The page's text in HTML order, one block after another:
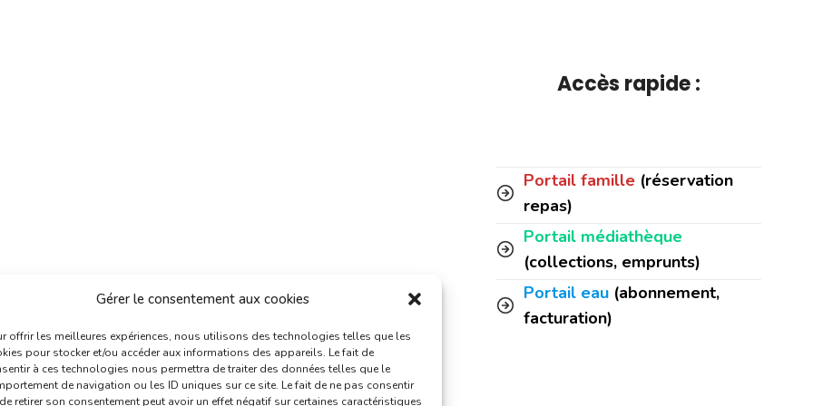
Gérer le consentement aux cookies
offrir les meilleures expériences, nous utilisons des technologies telles que les
pour stocker et/ou accéder aux informations des appareils. Le fait de
à ces technologies nous permettra de traiter des données telles que le
de navigation ou les ID uniques sur ce site. Le fait de ne pas consentir
retirer son consentement peut avoir un effet négatif sur certaines caractéristiques
Accès rapide :
Portail famille (réservation
repas)
Portail médiathèque
(collections, emprunts)
Portail eau (abonnement,
facturation)